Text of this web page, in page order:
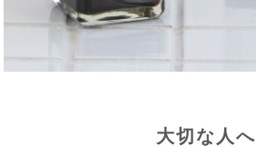
大切な人